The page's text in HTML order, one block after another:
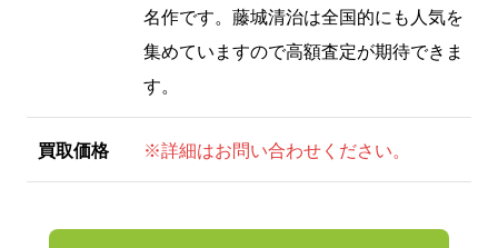
名作です。藤城清治は全国的にも人気を
集めていますので高額査定が期待できま
す。
買取価格 ※詳細はお問い合わせください。